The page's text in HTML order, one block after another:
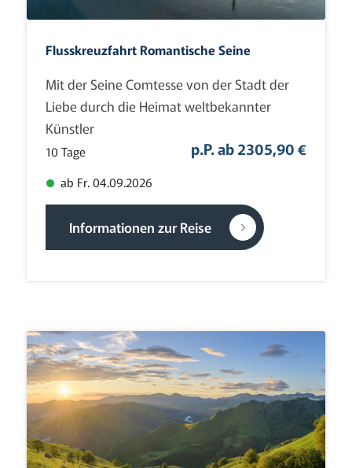
Flusskreuzfahrt Romantische Seine
Mit der Seine Comtesse von der Stadt der
Liebe durch die Heimat weltbekannter
Künstler
10 Tage
ab Fr. 04.09.2026
p.P. ab 2305,90 €
Informationen zur Reise